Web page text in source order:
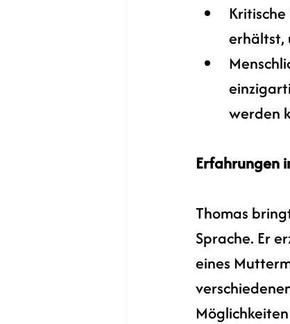
erhältst,
werden
Erfahrungen
Thomas
Sprache. Er
eines